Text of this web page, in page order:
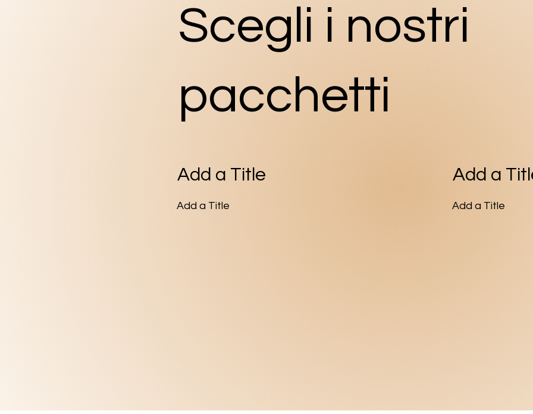
Scegli i nostri
pacchetti
Add a Title
Add a Title
Add a
Add a Title